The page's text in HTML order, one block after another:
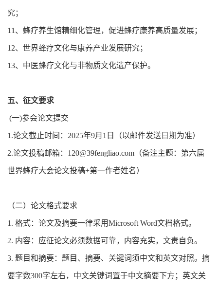
究；
11、蜂疗养生馆精细化管理，促进蜂疗康养高质量发展；
12、世界蜂疗文化与康养产业发展研究；
13、中医蜂疗文化与非物质文化遗产保护。
五、征文要求
(一)参会论文提交
1.论文截止时间：2025年9月1日（以邮件发送日期为准）
2.论文投稿邮箱：120@39fengliao.com（备注主题：第六届
世界蜂疗大会论文投稿+第一作者姓名）
（二）论文格式要求
1. 格式：论文及摘要一律采用Microsoft Word文档格式。
2. 内容：应征论文必须数据可靠，内容充实，文责自负。
3. 题目和摘要：题目、摘要、关键词须中文和英文对照。摘
要字数300字左右，中文关键词置于中文摘要下方；英文关